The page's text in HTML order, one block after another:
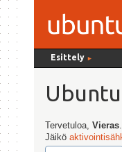
Esittely ►
Tervetuloa,Vieras
Jäikö